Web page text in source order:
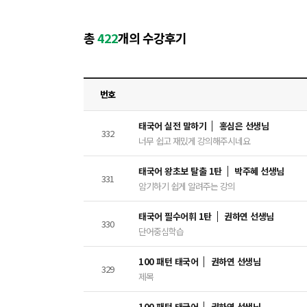
총422개의 수강후기
번호
332
태국어 실전 말하기
홍심은 선생님
너무 쉽고 재밌게 강의해주시네요
331
태국어 왕초보 탈출 1탄
박주혜 선생님
암기하기 쉽게 알려주는 강의
330
태국어 필수어휘 1탄
권하연 선생님
단어중심학습
329
100 패턴 태국어
권하연 선생님
제목